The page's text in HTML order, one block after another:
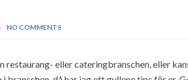
NO COMMENTS
restaurang- eller cateringbranschen, eller